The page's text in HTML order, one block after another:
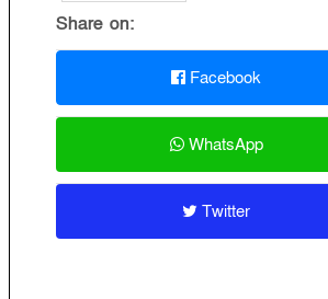
Share on:
Facebook
WhatsApp
Twitter